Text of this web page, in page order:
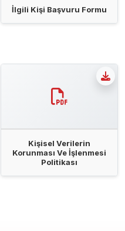
İlgili Kişi Başvuru Formu
Kişisel Verilerin
Korunması Ve İşlenmesi
Politikası